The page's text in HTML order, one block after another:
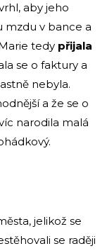
aby jeho
mzdu v bance a
tedy přijala
se o faktury a
nebyla.
a že se o
narodila malá
jelikož se
se raději